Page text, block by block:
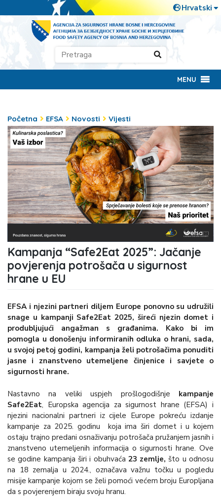
MENU
Početna EFSA Novosti Vijesti
Kampanja “Safe2Eat 2025”: Jačanje
povjerenja potrošača u sigurnost
hrane u EU
EFSA i njezini partneri diljem Europe ponovno su udružili
snage u kampanji Safe2Eat 2025, šireći njezin domet i
produbljujući angažman s građanima. Kako bi im
pomogla u donošenju informiranih odluka o hrani, sada,
u svojoj petoj godini, kampanja želi potrošačima ponuditi
jasne i znanstveno utemeljene činjenice i savjete o
sigurnosti hrane.
Nastavno na veliki uspjeh prošlogodišnje kampanje
Safe2Eat, Europska agencija za sigurnost hrane (EFSA) i
njezini nacionalni partneri iz cijele Europe pokreću izdanje
kampanje za 2025. godinu koja ima širi domet i u kojem
ostaju trajno predani osnaživanju potrošača pružanjem jasnih i
znanstveno utemeljenih informacija o sigurnosti hrane. Ove
se godine kampanja širi i obuhvaća 23 zemlje, što u odnosu
na 18 zemalja u 2024., označava važnu točku u pogledu
misije kampanje kojom se želi pomoći većem broju Europljana
da s povjerenjem biraju svoju hranu.